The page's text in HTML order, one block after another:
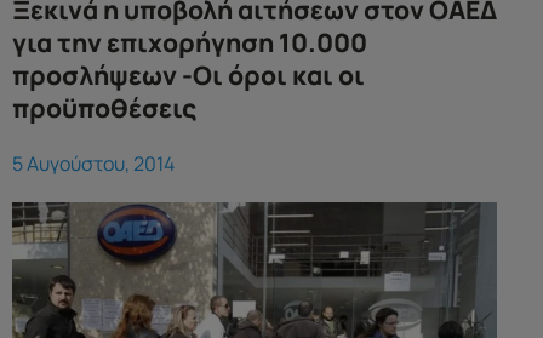
Ξεκινά η υποβολή αιτήσεων στον ΟΑΕΔ
για την επιχορήγηση 10.000
προσλήψεων -Οι όροι και οι
προϋποθέσεις
5 Αυγούστου, 2014